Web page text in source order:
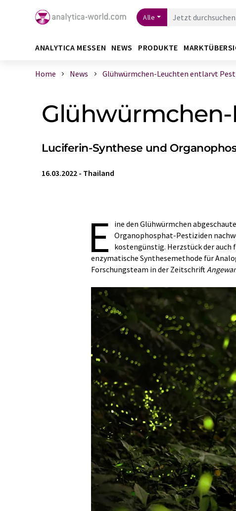
Alle
ANALYTICA MESSEN NEWS PRODUKTE
Home News Glühwürmchen-Leuchten entlarvt
Luciferin-Synthese und
16.03.2022 - Thailand
E ine den Glühwürmchen
Organophosphat-Pestiziden
kostengünstig. Herzstück der auch
enzymatische Synthesemethode für
Forschungsteam in der Zeitschrift